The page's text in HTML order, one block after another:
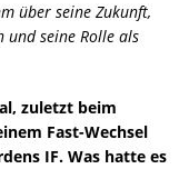
über seine Zukunft,
und seine Rolle als
zuletzt beim
Fast-Wechsel
IF. Was hatte es